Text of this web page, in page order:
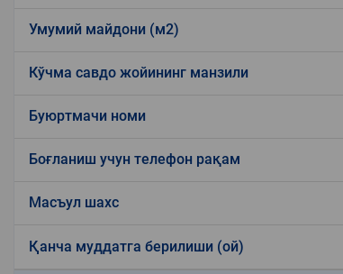
Умумий майдони (м2)
Кўчма савдо жойининг манзили
Буюртмачи номи
Боғланиш учун телефон рақам
Масъул шахс
Қанча муддатга берилиши (ой)